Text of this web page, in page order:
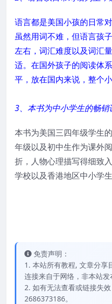
语言都是美国小孩的日常
虽然用词不难，但语言孩
左右，词汇难度以及词汇
适。在国外孩子的阅读体
平，放在国内来说，整个
3、本书为中小学生的畅销
本书为美国三四年级学生
年级以及初中生作为课外
折，人物心理描写得细致
学校以及香港地区中小学
免责声明：
1. 本站所有教程, 文章分享
连接来自于网络，非本站
2. 如有无法查看或链接失
2686373186。